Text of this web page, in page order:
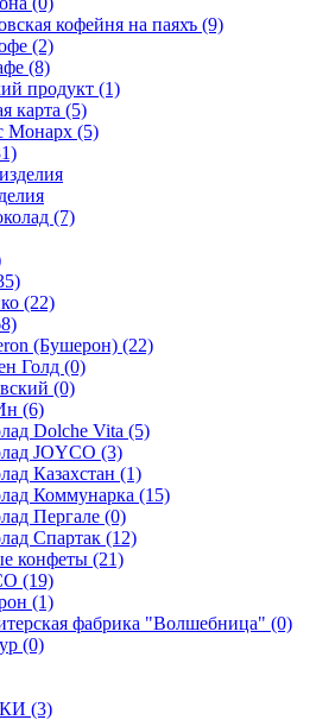
кофейня на паяхъ (9)
(2)
(8)
продукт (1)
карта (5)
Монарх (5)
(7)
(22)
(Бушерон) (22)
Голд (0)
(0)
(6)
Dolche Vita (5)
JOYCO (3)
Казахстан (1)
Коммунарка (15)
Пергале (0)
Спартак (12)
конфеты (21)
(19)
(1)
фабрика "Волшебница" (0)
(0)
(3)